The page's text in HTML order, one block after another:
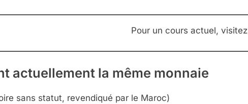
Pour un cours actuel, visitez
actuellement la même monnaie
sans statut, revendiqué par le Maroc)